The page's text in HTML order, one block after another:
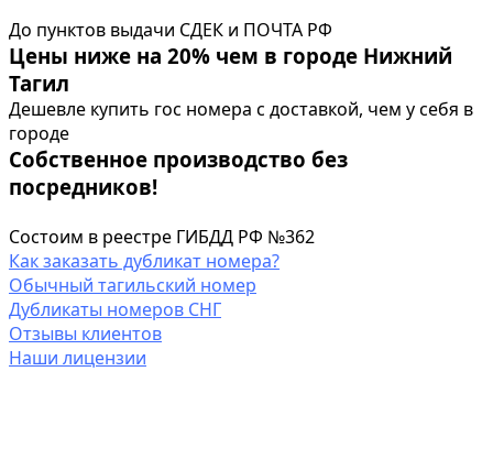
До пунктов выдачи СДЕК и ПОЧТА РФ
Цены ниже на 20% чем в городе Нижний
Тагил
Дешевле купить гос номера с доставкой, чем у себя в
городе
Собственное производство без
посредников!
Состоим в реестре ГИБДД РФ №362
Как заказать дубликат номера?
Обычный тагильский номер
Дубликаты номеров СНГ
Отзывы клиентов
Наши лицензии